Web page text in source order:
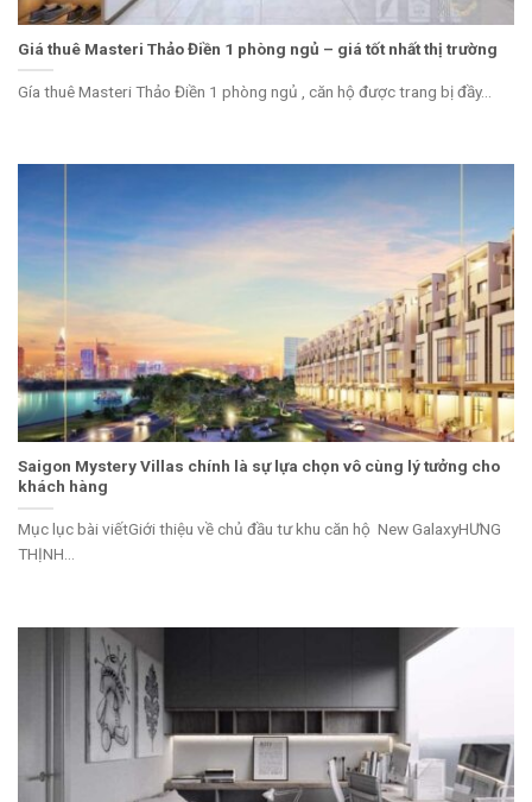
Giá thuê Masteri Thảo Điền 1 phòng ngủ – giá tốt nhất thị trường
Gía thuê Masteri Thảo Điền 1 phòng ngủ , căn hộ được trang bị đầy...
Saigon Mystery Villas chính là sự lựa chọn vô cùng lý tưởng cho
khách hàng
Mục lục bài viếtGiới thiệu về chủ đầu tư khu căn hộ New GalaxyHƯNG
THỊNH...